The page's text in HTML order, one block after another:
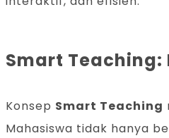
Smart
Konsep Smart Teaching
Mahasiswa tidak hanya